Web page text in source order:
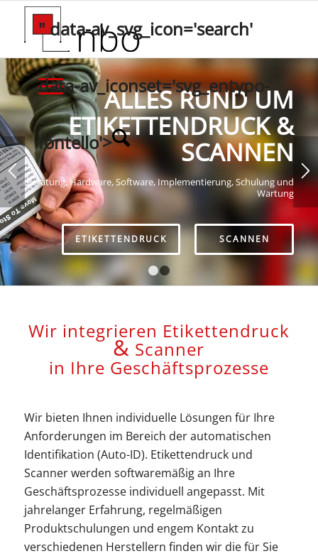
" data-av_svg_icon='search'
data-av_iconset='svg_entypo-
fontello'>
ALLES RUND UM
ETIKETTENDRUCK &
SCANNEN
Beratung, Hardware, Software, Implementierung, Schulung und
Wartung
ETIKETTENDRUCK SCANNEN
Wir integrieren Etikettendruck
& Scanner
in Ihre Geschäftsprozesse
Wir bieten Ihnen individuelle Lösungen für Ihre
Anforderungen im Bereich der automatischen
Identifikation (Auto-ID). Etikettendruck und
Scanner werden softwaremäßig an Ihre
Geschäftsprozesse individuell angepasst. Mit
jahrelanger Erfahrung, regelmäßigen
Produktschulungen und engem Kontakt zu
verschiedenen Herstellern finden wir die für Sie